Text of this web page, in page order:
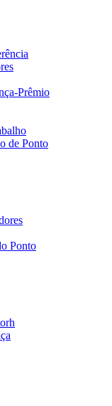
Prêmio
de Ponto
Ponto